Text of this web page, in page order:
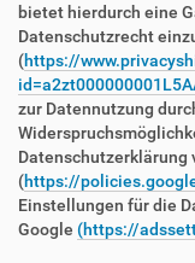
bietet hierdurch eine
Datenschutzrecht
(https://
zur Datennutzung
Datenschutzerklärung
(https://
Einstellungen für die
Google (https://